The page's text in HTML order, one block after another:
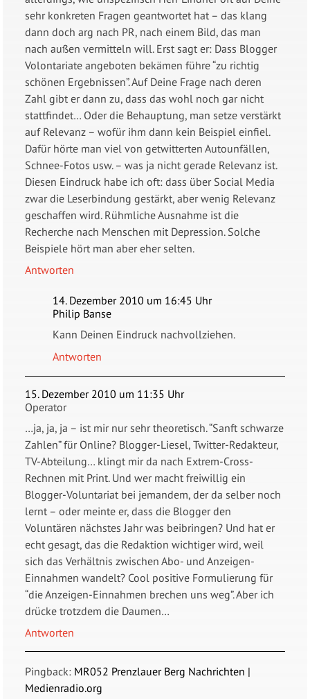
sehr konkreten Fragen geantwortet hat – das klang
dann doch arg nach PR, nach einem Bild, das man
nach außen vermitteln will. Erst sagt er: Dass Blogger
Volontariate angeboten bekämen führe “zu richtig
schönen Ergebnissen”. Auf Deine Frage nach deren
Zahl gibt er dann zu, dass das wohl noch gar nicht
stattfindet… Oder die Behauptung, man setze verstärkt
auf Relevanz – wofür ihm dann kein Beispiel einfiel.
Dafür hörte man viel von getwitterten Autounfällen,
Schnee-Fotos usw. – was ja nicht gerade Relevanz ist.
Diesen Eindruck habe ich oft: dass über Social Media
zwar die Leserbindung gestärkt, aber wenig Relevanz
geschaffen wird. Rühmliche Ausnahme ist die
Recherche nach Menschen mit Depression. Solche
Beispiele hört man aber eher selten.
Antworten
14. Dezember 2010 um 16:45 Uhr
Philip Banse
Kann Deinen Eindruck nachvollziehen.
Antworten
15. Dezember 2010 um 11:35 Uhr
Operator
…ja, ja, ja – ist mir nur sehr theoretisch. “Sanft schwarze
Zahlen” für Online? Blogger-Liesel, Twitter-Redakteur,
TV-Abteilung… klingt mir da nach Extrem-Cross-
Rechnen mit Print. Und wer macht freiwillig ein
Blogger-Voluntariat bei jemandem, der da selber noch
lernt – oder meinte er, dass die Blogger den
Voluntären nächstes Jahr was beibringen? Und hat er
echt gesagt, das die Redaktion wichtiger wird, weil
sich das Verhältnis zwischen Abo- und Anzeigen-
Einnahmen wandelt? Cool positive Formulierung für
“die Anzeigen-Einnahmen brechen uns weg”. Aber ich
drücke trotzdem die Daumen…
Antworten
Pingback: MR052 Prenzlauer Berg Nachrichten |
Medienradio.org